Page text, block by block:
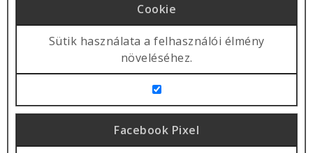
Cookie
Sütik használata a felhasználói élmény
növeléséhez.
Facebook Pixel